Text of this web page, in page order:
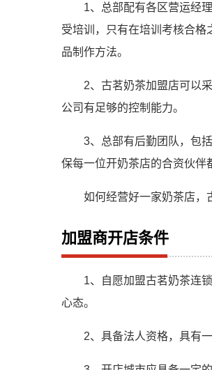
1、总部配有各区营运经
受培训，只有在培训考核合
品制作方法。
2、古茗奶茶加盟店可以
公司有足够的控制能力。
3、总部有后勤团队，包
保每一位开奶茶店的合资伙伴
如何经营好一家奶茶店，
加盟商开店条件
1、自愿加盟古茗奶茶连
心态。
2、具备法人资格，具有